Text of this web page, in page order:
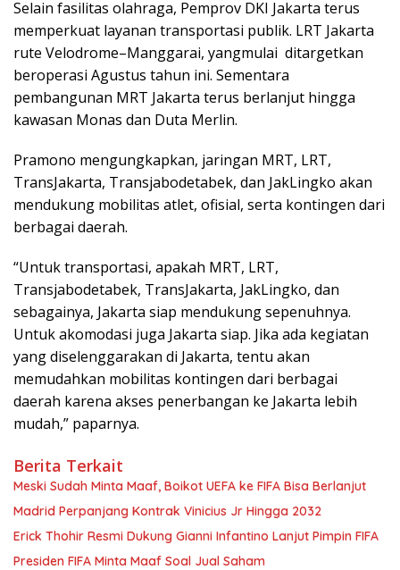
Selain fasilitas olahraga, Pemprov DKI Jakarta terus
memperkuat layanan transportasi publik. LRT Jakarta
rute Velodrome–Manggarai, yangmulai ditargetkan
beroperasi Agustus tahun ini. Sementara
pembangunan MRT Jakarta terus berlanjut hingga
kawasan Monas dan Duta Merlin.
Pramono mengungkapkan, jaringan MRT, LRT,
TransJakarta, Transjabodetabek, dan JakLingko akan
mendukung mobilitas atlet, ofisial, serta kontingen dari
berbagai daerah.
“Untuk transportasi, apakah MRT, LRT,
Transjabodetabek, TransJakarta, JakLingko, dan
sebagainya, Jakarta siap mendukung sepenuhnya.
Untuk akomodasi juga Jakarta siap. Jika ada kegiatan
yang diselenggarakan di Jakarta, tentu akan
memudahkan mobilitas kontingen dari berbagai
daerah karena akses penerbangan ke Jakarta lebih
mudah,” paparnya.
Berita Terkait
Meski Sudah Minta Maaf, Boikot UEFA ke FIFA Bisa Berlanjut
Madrid Perpanjang Kontrak Vinicius Jr Hingga 2032
Erick Thohir Resmi Dukung Gianni Infantino Lanjut Pimpin FIFA
Presiden FIFA Minta Maaf Soal Jual Saham